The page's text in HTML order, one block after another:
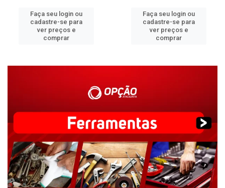
Faça seu login ou
cadastre-se para
ver preços e
comprar
Faça seu login ou
cadastre-se para
ver preços e
comprar